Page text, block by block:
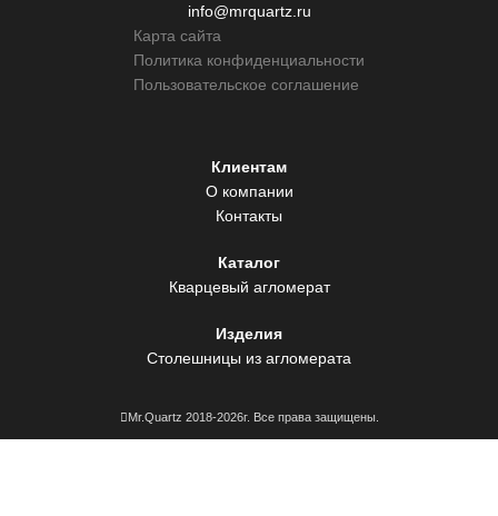
info@mrquartz.ru
Карта сайта
Политика конфиденциальности
Пользовательское соглашение
Клиентам
О компании
Контакты
Каталог
Кварцевый агломерат
Изделия
Столешницы из агломерата
Mr.Quartz 2018-2026г. Все права защищены.